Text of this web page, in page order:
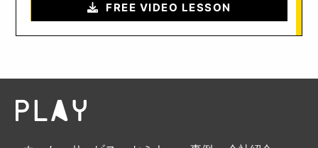
FREE VIDEO LESSON